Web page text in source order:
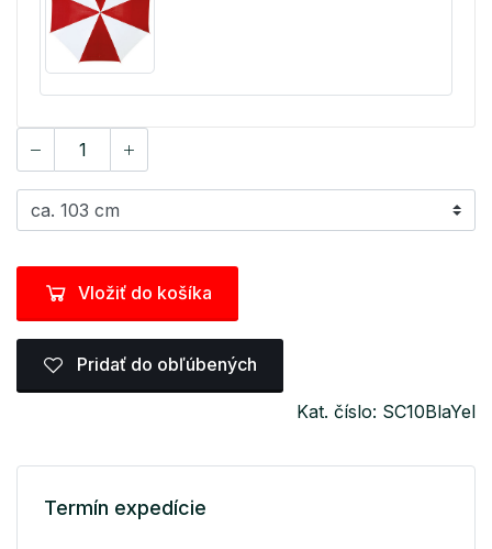
Vložiť do košíka
Pridať do obľúbených
Kat. číslo: SC10BlaYel
Termín expedície